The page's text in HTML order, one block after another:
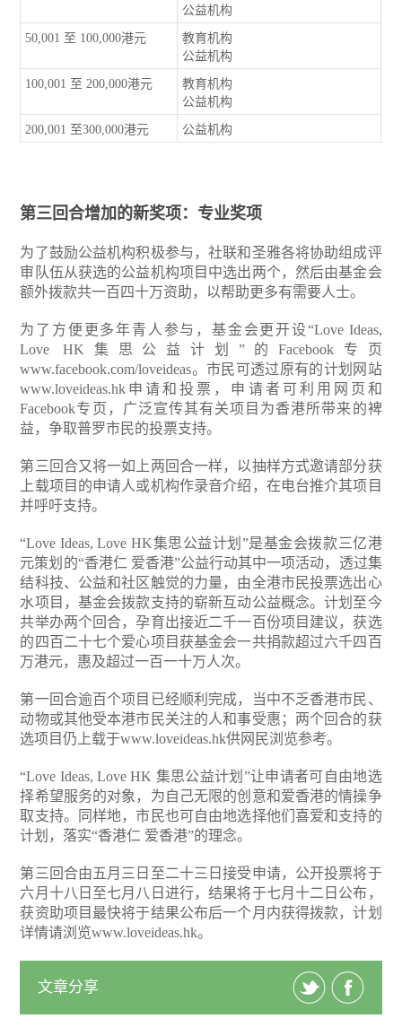
公益机构
50,001 至 100,000港元
教育机构
公益机构
100,001 至 200,000港元
教育机构
公益机构
200,001 至300,000港元 公益机构
第三回合增加的新奖项：专业奖项
为了鼓励公益机构积极参与，社联和圣雅各将协助组成评
审队伍从获选的公益机构项目中选出两个，然后由基金会
额外拨款共一百四十万资助，以帮助更多有需要人士。
为了方便更多年青人参与，基金会更开设“Love Ideas,
Love HK集思公益计划”的Facebook专页
www.facebook.com/loveideas。市民可透过原有的计划网站
www.loveideas.hk 申请和投票，申请者可利用网页和
Facebook专页，广泛宣传其有关项目为香港所带来的裨
益，争取普罗市民的投票支持。
第三回合又将一如上两回合一样，以抽样方式邀请部分获
上载项目的申请人或机构作录音介绍，在电台推介其项目
并呼吁支持。
“Love Ideas, Love HK集思公益计划”是基金会拨款三亿港
元策划的“香港仁 爱香港”公益行动其中一项活动，透过集
结科技、公益和社区触觉的力量，由全港市民投票选出心
水项目，基金会拨款支持的崭新互动公益概念。计划至今
共举办两个回合，孕育出接近二千一百份项目建议，获选
的四百二十七个爱心项目获基金会一共捐款超过六千四百
万港元，惠及超过一百一十万人次。
第一回合逾百个项目已经顺利完成，当中不乏香港市民、
动物或其他受本港市民关注的人和事受惠；两个回合的获
选项目仍上载于www.loveideas.hk供网民浏览参考。
“Love Ideas, Love HK 集思公益计划”让申请者可自由地选
择希望服务的对象，为自己无限的创意和爱香港的情操争
取支持。同样地，市民也可自由地选择他们喜爱和支持的
计划，落实“香港仁 爱香港”的理念。
第三回合由五月三日至二十三日接受申请，公开投票将于
六月十八日至七月八日进行，结果将于七月十二日公布，
获资助项目最快将于结果公布后一个月内获得拨款，计划
详情请浏览www.loveideas.hk。
文章分享